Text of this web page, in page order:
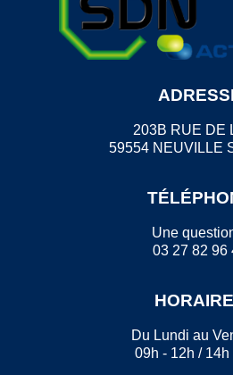
203B RUE DE
59554 NEUVILLE
Une
03 27 82 96
Du Lundi au
09h - 12h / 14h